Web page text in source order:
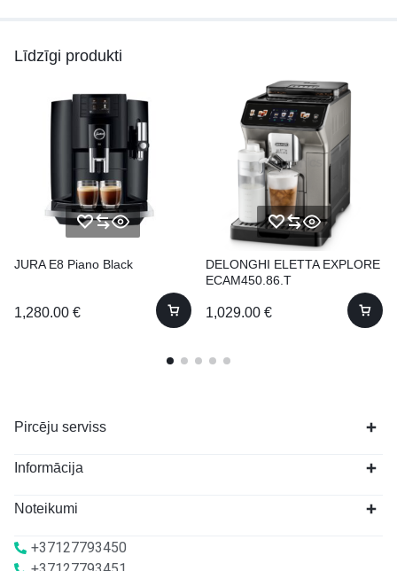
Līdzīgi produkti
JURA E8 Piano Black
1,280.00 €
DELONGHI ELETTA EXPLORE
ECAM450.86.T
1,029.00 €
Pircēju serviss
Informācija
Noteikumi
+37127793450